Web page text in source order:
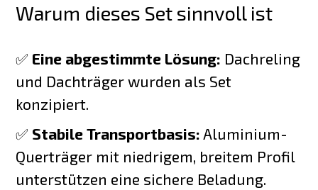
Warum dieses Set sinnvoll ist
✅ Eine abgestimmte Lösung: Dachreling
und Dachträger wurden als Set
konzipiert.
✅ Stabile Transportbasis: Aluminium-
Querträger mit niedrigem, breitem Profil
unterstützen eine sichere Beladung.